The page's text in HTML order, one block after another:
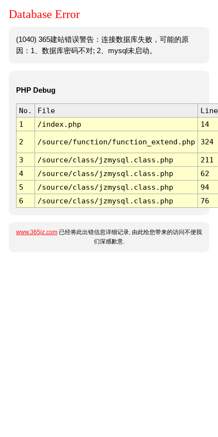
Database Error
(1040) 365建站错误警告：连接数据库失败，可能的原
因：1、数据库密码不对; 2、mysql未启动。
PHP Debug
No. File
Line
1
/index.php 14
2 /source/function/function_extend.php 324
3 /source/class/jzmysql.class.php
211
4
/source/class/jzmysql.class.php
62
5
/source/class/jzmysql.class.php
94
6
/source/class/jzmysql.class.php 76
www.365jz.com 已经将此出错信息详细记录, 由此给您带来的访问不便我
们深感歉意.